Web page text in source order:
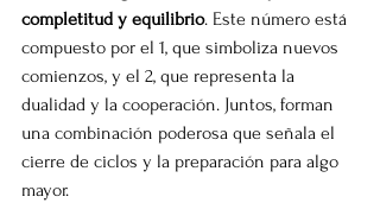
completitud y equilibrio. Este número está
compuesto por el 1, que simboliza nuevos
comienzos, y el 2, que representa la
dualidad y la cooperación. Juntos, forman
una combinación poderosa que señala el
cierre de ciclos y la preparación para algo
mayor.